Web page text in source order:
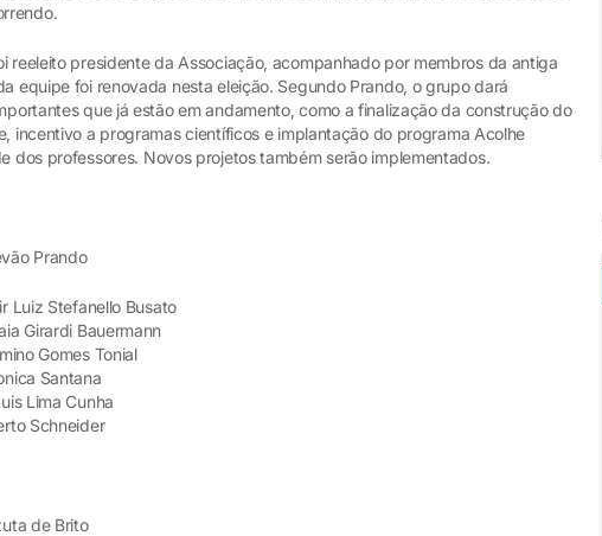
reeleito presidente da Associação, acompanhado por membros da antiga
equipe foi renovada nesta eleição. Segundo Prando, o grupo dará
que já estão em andamento, como a finalização da construção do
incentivo a programas científicos e implantação do programa Acolhe
dos professores. Novos projetos também serão implementados.
Prando
Luiz Stefanello Busato
Girardi Bauermann
Gomes Tonial
Santana
Lima Cunha
Schneider
de Brito